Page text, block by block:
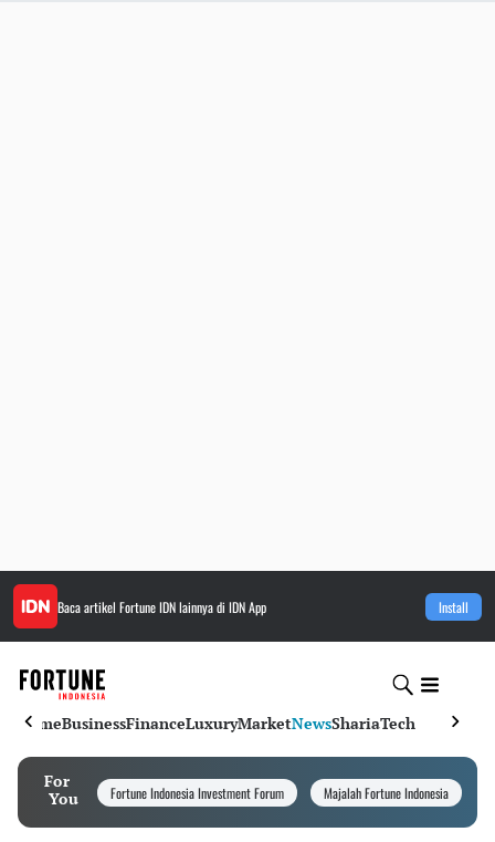
Baca artikel Fortune IDNlainnya di IDN App Install
HomeBusinessFinanceLuxuryMarketNewsShariaTech
For
You
Fortune Indonesia Investment Forum Majalah Fortune Indonesia